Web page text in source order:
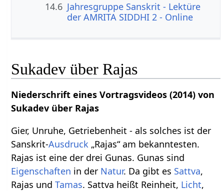
14.6 Jahresgruppe Sanskrit - Lektüre
der AMRITA SIDDHI 2 - Online
Sukadev über Rajas
Niederschrift eines Vortragsvideos (2014) von
Sukadev über Rajas
Gier, Unruhe, Getriebenheit - als solches ist der
Sanskrit-Ausdruck „Rajas“ am bekanntesten.
Rajas ist eine der drei Gunas. Gunas sind
Eigenschaften in der Natur. Da gibt es Sattva,
Rajas undTamas. Sattva heißt Reinheit, Licht,